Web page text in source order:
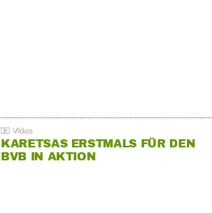
KARETSAS ERSTMALS FÜR DEN
BVB IN AKTION